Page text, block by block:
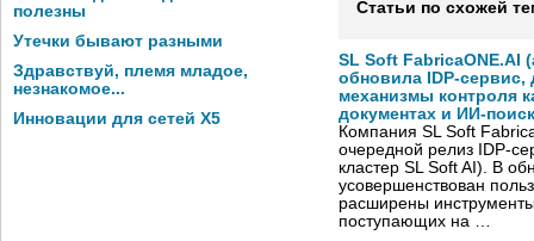
полезны
Утечки бывают разными
Здравствуй, племя младое,
незнакомое...
Инновации для сетей X5
Статьи по схожей
SL Soft FabricaONE.AI
обновила IDP-
механизмы контроля
документах и ИИ-поиск
Компания SL Soft
очередной релиз IDP-
кластер SL Soft AI). В
усовершенствован
расширены
поступающих на …